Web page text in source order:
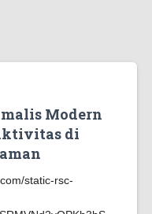
Modern
di